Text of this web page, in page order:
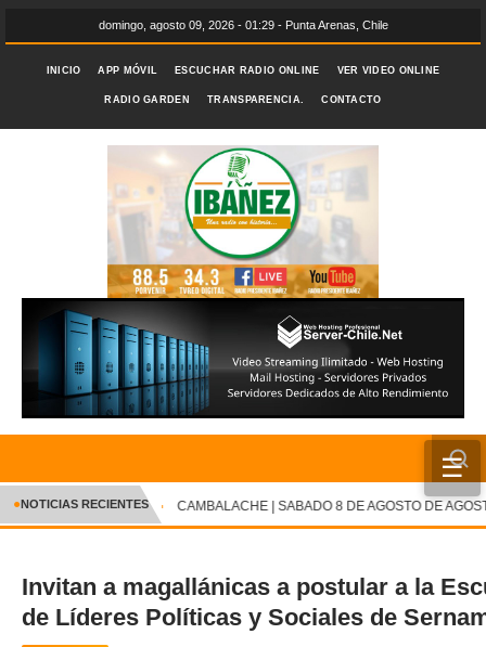
domingo, agosto 09, 2026 - 01:29 - Punta Arenas, Chile
INICIO APP MÓVIL ESCUCHAR RADIO ONLINE VER VIDEO ONLINE
RADIO GARDEN TRANSPARENCIA. CONTACTO
☰
INICIO
CRÓNICA
DEPORTES
ENTRETENIMIENTO Y CULTURA
✕
●NOTICIAS RECIENTES CAMBALACHE | SABADO 8 DE AGOSTO DE
Invitan a magallánicas a postular a la
de Líderes Políticas y Sociales de